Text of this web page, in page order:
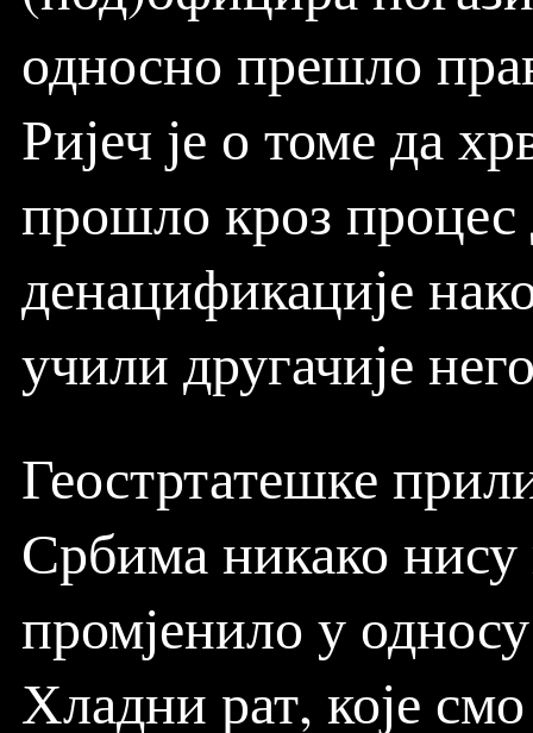
односно прешло
Ријеч је о томе да
прошло кроз
денацификације
учили другачије
Геостртатешке
Србима никако
промјенило у
Хладни рат, које